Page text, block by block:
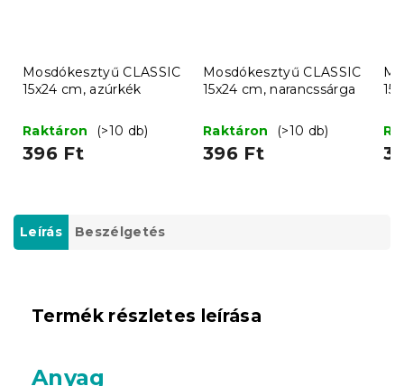
Mosdókesztyű CLASSIC
15x24 cm, azúrkék
Raktáron (>10 db)
396 Ft
Mosdókesztyű CLASSIC
15x24 cm, narancssárga
Raktáron (>10 db)
396 Ft
Leírás Beszélgetés
Termék részletes leírása
Anyag